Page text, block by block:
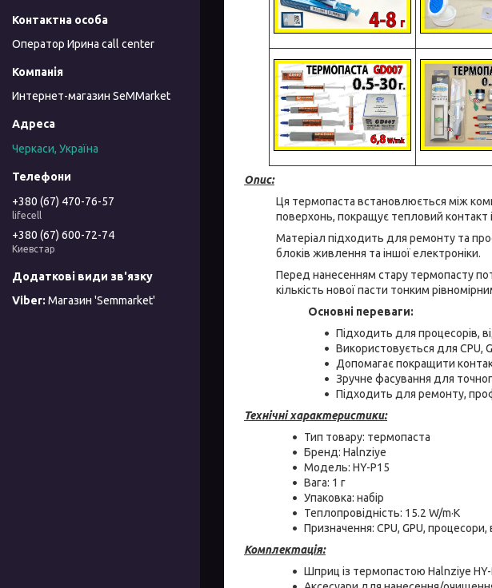
Опис:
Ця термопаста встановлюється між
поверхонь, покращує тепловий
Матеріал підходить для ремонту та
блоків живлення та іншої електроніки.
Перед нанесенням стару термопасту
кількість нової пасти тонким
Основні переваги:
Підходить для процесорів,
Використовується для CPU,
Допомагає покращити
Зручне фасування для
Підходить для ремонту,
Технічні характеристики:
Тип товару: термопаста
Бренд: Halnziye
Модель: HY-P15
Вага: 1 г
Упаковка: набір
Теплопровідність: 15.2 W/m·K
Призначення: CPU, GPU,
Комплектація:
Шприц із термопастою Halnziye
Оператор Ирина call center
Интернет-магазин SeMMarket
Черкаси, Україна
+380 (67) 470-76-57
lifecell
+380 (67) 600-72-74
Киевстар
Магазин 'Semmarket'